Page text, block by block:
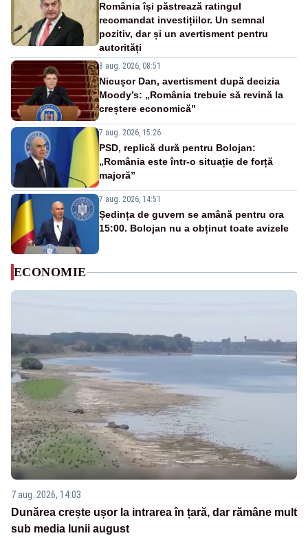
România își păstrează ratingul
recomandat investițiilor. Un semnal
pozitiv, dar și un avertisment pentru
autorități
8 aug. 2026, 08:51
Nicușor Dan, avertisment după decizia
Moody’s: „România trebuie să revină la
creștere economică”
7 aug. 2026, 15:26
PSD, replică dură pentru Bolojan:
„România este într-o situație de forță
majoră”
7 aug. 2026, 14:51
Ședința de guvern se amână pentru ora
15:00. Bolojan nu a obținut toate avizele
ECONOMIE
7 aug. 2026, 14:03
Dunărea crește ușor la intrarea în țară, dar rămâne mult
sub media lunii august